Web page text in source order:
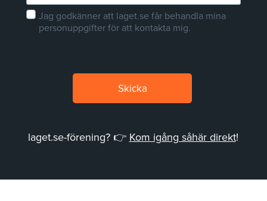
Godkänner
Jag godkänner att laget.se får behandla mina
personuppgifter för att kontakta mig.
Skicka
laget.se-förening? 👉 Kom igång såhär direkt!